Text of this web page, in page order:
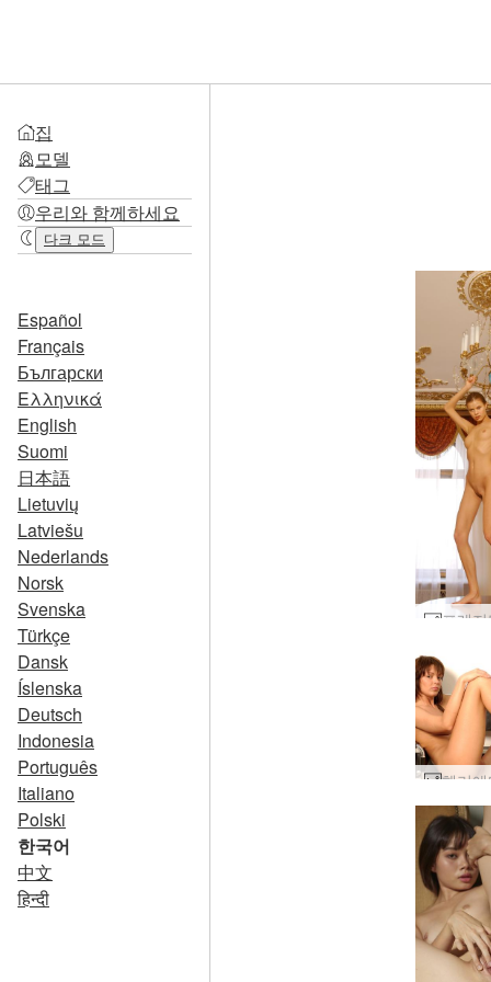
집
모델
태그
우리와 함께하세요
다크 모드
Español
Français
Български
Ελληνικά
English
Suomi
日本語
Lietuvių
Latviešu
Nederlands
Norsk
Svenska
Türkçe
Dansk
Íslenska
Deutsch
Indonesia
Português
Italiano
Polski
한국어
中文
हिन्दी